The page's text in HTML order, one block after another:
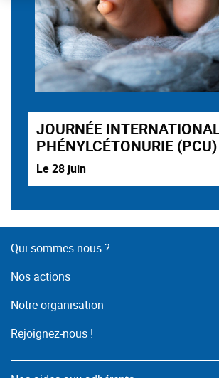
JOURNÉE
PHÉNYLCÉTONURIE (PCU)
Le 28 juin
Qui sommes-nous ?
Nos actions
Notre organisation
Rejoignez-nous !